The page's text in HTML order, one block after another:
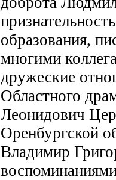
образования,
многими
дружеские
Областного
Леонидович
Оренбургской
Владимир